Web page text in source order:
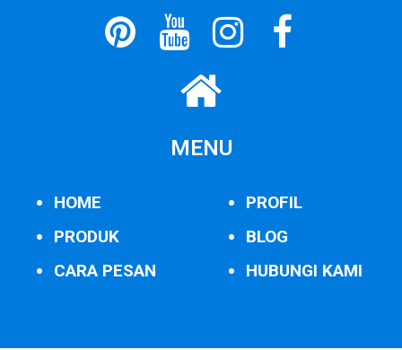
MENU
HOME
PRODUK
CARA PESAN
PROFIL
BLOG
HUBUNGI KAMI